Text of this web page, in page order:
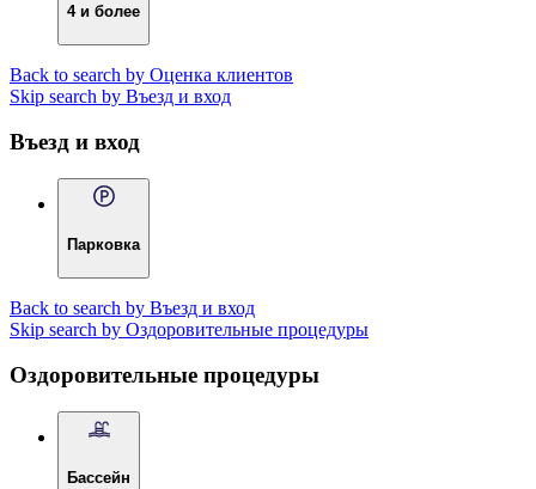
4 и более
Back to search by Оценка клиентов
Skip search by Въезд и вход
Въезд и вход
Парковка
Back to search by Въезд и вход
Skip search by Оздоровительные процедуры
Оздоровительные процедуры
Бассейн